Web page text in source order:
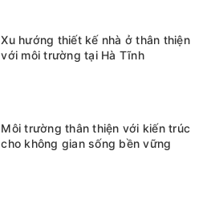
Xu hướng thiết kế nhà ở thân thiện
với môi trường tại Hà Tĩnh
Môi trường thân thiện với kiến trúc
cho không gian sống bền vững